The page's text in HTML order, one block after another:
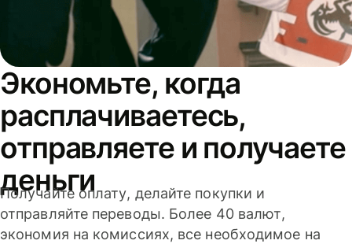
Экономьте, когда
расплачиваетесь,
отправляете и получаете
деньги
Получайте оплату, делайте покупки и
отправляйте переводы. Более 40 валют,
экономия на комиссиях, все необходимое на